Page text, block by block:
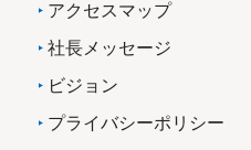
アクセスマップ
社長メッセージ
ビジョン
プライバシーポリシー